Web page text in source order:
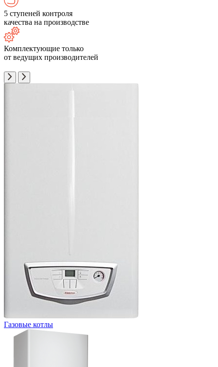
5 ступеней контроля
качества на производстве
Комплектующие только
от ведущих производителей
Газовые котлы